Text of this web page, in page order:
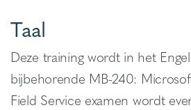
Taal
Deze training wordt in het
bijbehorende MB-240:
Field Service examen wordt